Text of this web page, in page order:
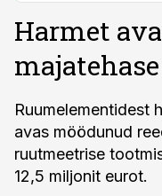
Harmet
majatehase
Ruumelementidest
avas möödunud
ruutmeetrise
12,5 miljonit eurot.